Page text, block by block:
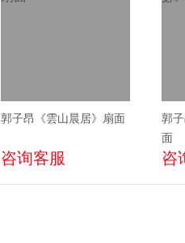
郭子昂《雲山晨居》扇面
咨询客服
郭
面
咨